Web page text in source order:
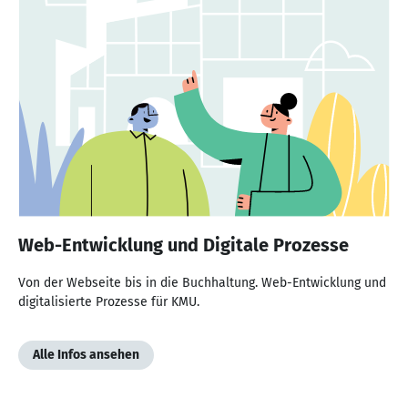
Web-Entwicklung und Digitale Prozesse
Von der Webseite bis in die Buchhaltung. Web-Entwicklung und
digitalisierte Prozesse für KMU.
Alle Infos ansehen